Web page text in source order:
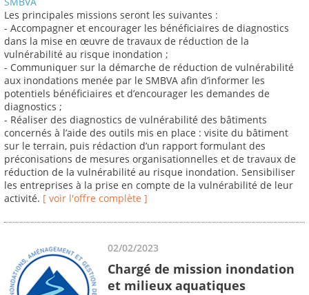
Les principales missions seront les suivantes :
- Accompagner et encourager les bénéficiaires de diagnostics
dans la mise en œuvre de travaux de réduction de la
vulnérabilité au risque inondation ;
- Communiquer sur la démarche de réduction de vulnérabilité
aux inondations menée par le SMBVA afin d’informer les
potentiels bénéficiaires et d’encourager les demandes de
diagnostics ;
- Réaliser des diagnostics de vulnérabilité des bâtiments
concernés à l’aide des outils mis en place : visite du bâtiment
sur le terrain, puis rédaction d’un rapport formulant des
préconisations de mesures organisationnelles et de travaux de
réduction de la vulnérabilité au risque inondation. Sensibiliser
les entreprises à la prise en compte de la vulnérabilité de leur
activité. [ voir l'offre complète ]
02/02/2023
Chargé de mission inondation
et milieux aquatiques